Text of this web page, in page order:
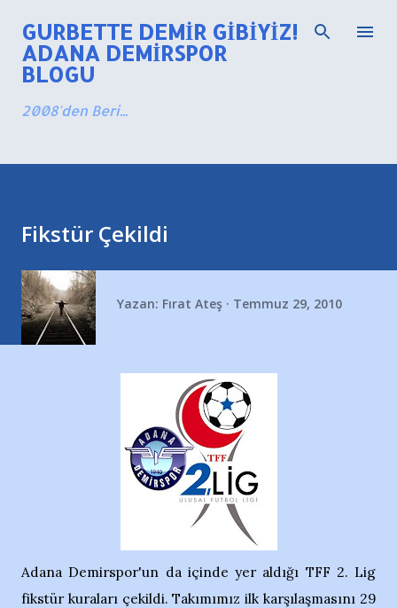
Ana içeriğe atla
GURBETTE DEMIR GIBIYIZ!
ADANA DEMIRSPOR
BLOGU
2008'den Beri...
Fikstür Çekildi
Yazan: Fırat Ateş Temmuz 29, 2010
Adana Demirspor'un da içinde yer aldığı TFF 2. Lig
fikstür kuraları çekildi. Takımımız ilk karşılaşmasını 29